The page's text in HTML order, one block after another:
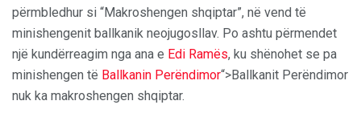
përmbledhur si “Makroshengen shqiptar”, në vend të
minishengenit ballkanik neojugosllav. Po ashtu përmendet
një kundërreagim nga ana e Edi Ramës, ku shënohet se pa
minishengen të Ballkanin Perëndimor“>Ballkanit Perëndimor
nuk ka makroshengen shqiptar.